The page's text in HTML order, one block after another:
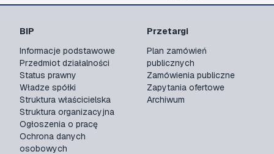
BIP
Informacje podstawowe
Przedmiot działalności
Status prawny
Władze spółki
Struktura właścicielska
Struktura organizacyjna
Ogłoszenia o pracę
Ochrona danych
osobowych
Przetargi
Plan zamówień
publicznych
Zamówienia publiczne
Zapytania ofertowe
Archiwum